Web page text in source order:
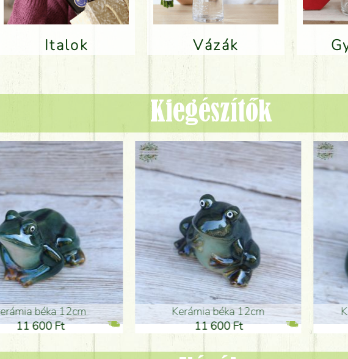
Italok Vázák
Kiegészítők
Kerámia béka 12cm
11 600 Ft
Kerámia béka 12cm
11 600 Ft